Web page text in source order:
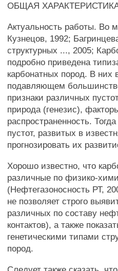
ОБЩАЯ
Актуальность работы. Во
Кузнецов, 1992;
структурных ..., 2005;
подробно приведена
карбонатных пород. В
подавляющем
признаки различных
природа (генезис),
распространенность.
пустот, развитых в
прогнозировать их
Хорошо известно, что
различные по физико-
(Нефтегазоносность РТ,
не позволяет строго
различных по составу
контактов), а также
генетическими типами
пород.